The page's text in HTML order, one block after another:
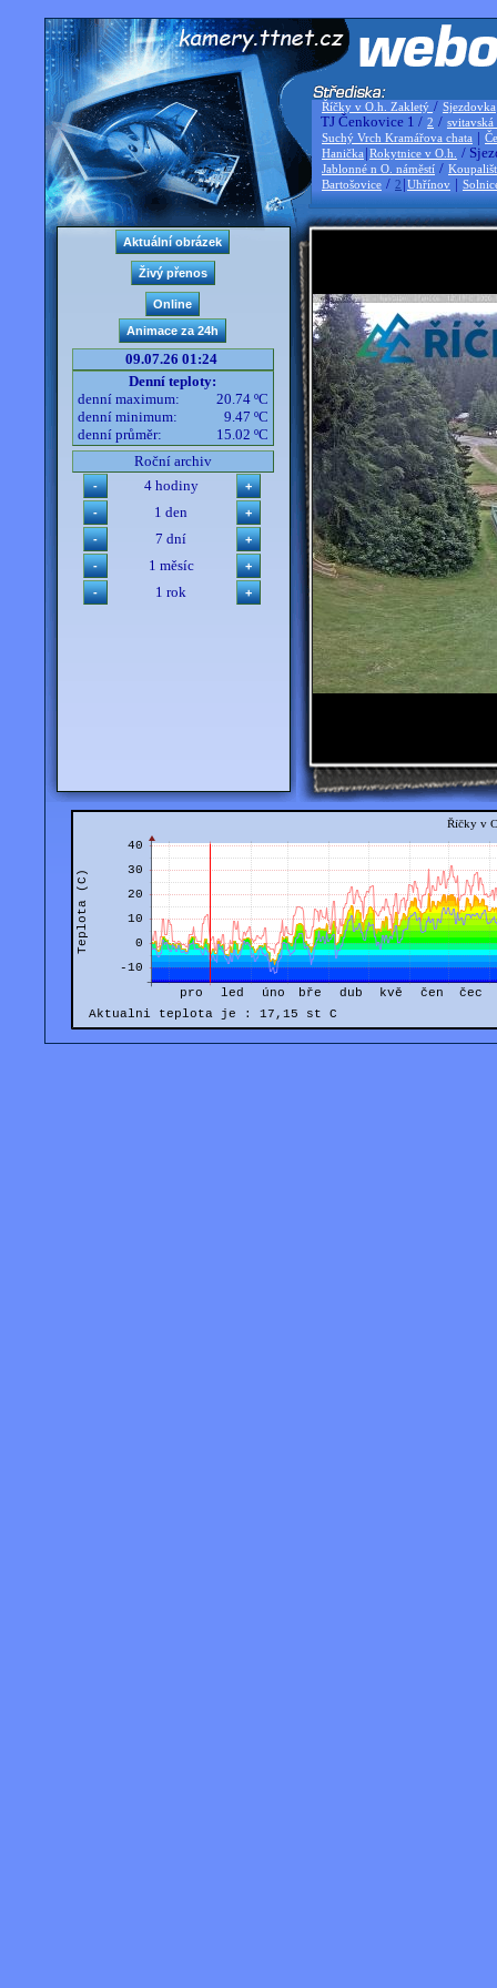
Říčky v O.h. Zakletý / Sjezdovka
TJ Čenkovice 1 / 2 / svitavská
Suchý Vrch Kramářova chata |
Hanička |Rokytnice v O.h. /
Jablonné n O. náměstí /
Bartošovice / 2 |Uhřínov |
09.07.26 01:24
Denní teploty:
denní maximum:
20.74 ºC
denní minimum:
9.47 ºC
denní průměr:
15.02 ºC
Roční archiv
4 hodiny
1 den
7 dní
1 měsíc
1 rok